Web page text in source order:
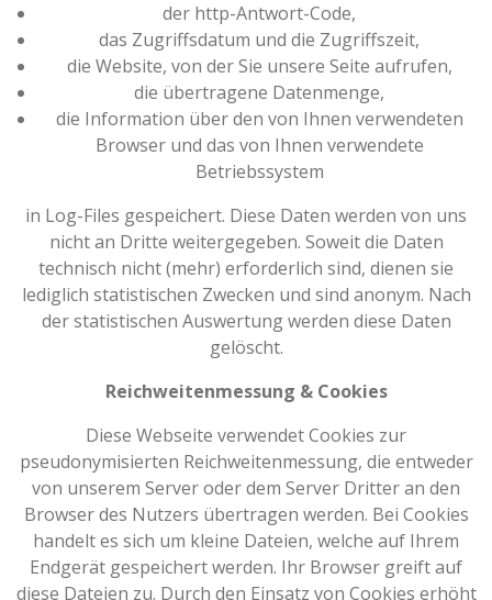
der http-Antwort-Code,
das Zugriffsdatum und die Zugriffszeit,
die Website, von der Sie unsere Seite aufrufen,
die übertragene Datenmenge,
die Information über den von Ihnen verwendeten
Browser und das von Ihnen verwendete
Betriebssystem
in Log-Files gespeichert. Diese Daten werden von uns
nicht an Dritte weitergegeben. Soweit die Daten
technisch nicht (mehr) erforderlich sind, dienen sie
lediglich statistischen Zwecken und sind anonym. Nach
der statistischen Auswertung werden diese Daten
gelöscht.
Reichweitenmessung & Cookies
Diese Webseite verwendet Cookies zur
pseudonymisierten Reichweitenmessung, die entweder
von unserem Server oder dem Server Dritter an den
Browser des Nutzers übertragen werden. Bei Cookies
handelt es sich um kleine Dateien, welche auf Ihrem
Endgerät gespeichert werden. Ihr Browser greift auf
diese Dateien zu. Durch den Einsatz von Cookies erhöht